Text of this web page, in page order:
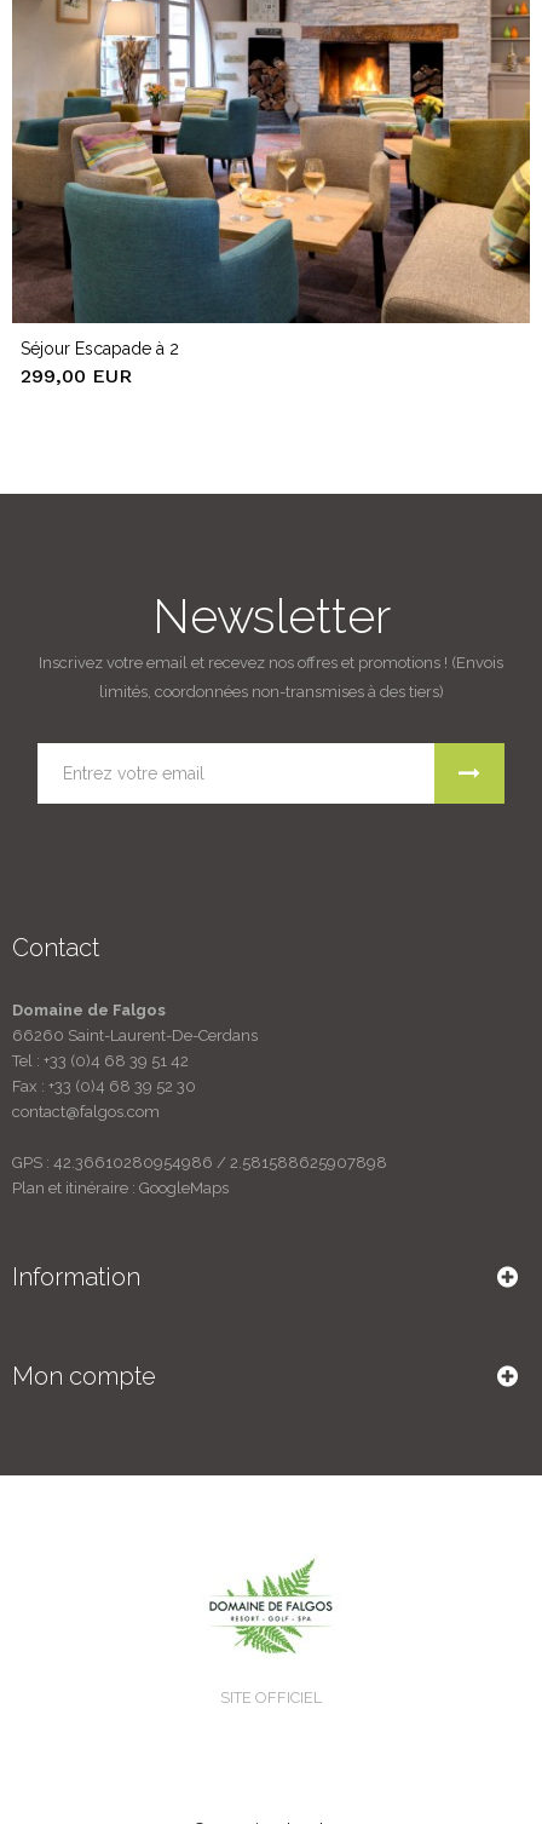
Séjour Escapade à 2
299,00 EUR
Newsletter
Inscrivez votre email et recevez nos offres et promotions ! (Envois
limités, coordonnées non-transmises à des tiers)
Contact
Domaine de Falgos
66260 Saint-Laurent-De-Cerdans
Tel : +33 (0)4 68 39 51 42
Fax : +33 (0)4 68 39 52 30
contact@falgos.com
GPS : 42.36610280954986 / 2.581588625907898
Plan et itinéraire : GoogleMaps
Information
Mon compte
SITE OFFICIEL